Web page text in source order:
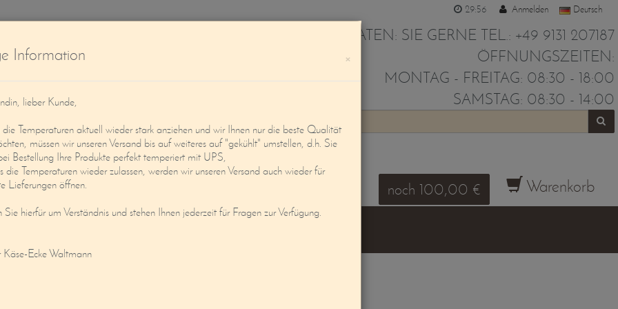
29:55 Anmelden Deutsch
WIR BERATEN: SIE GERNE TEL.: +49 9131 207187
ÖFFNUNGSZEITEN:
MONTAG - FREITAG: 08:30 - 18:00
SAMSTAG: 08:30 - 14:00
Service noch 100,00 € Warenkorb
Information ×
lieber Kunde,
Temperaturen aktuell wieder stark anziehen und wir Ihnen nur die beste Qualität
müssen wir unseren Versand bis auf weiteres auf "gekühlt" umstellen, d.h. Sie
Bestellung Ihre Produkte perfekt temperiert mit UPS,
die Temperaturen wieder zulassen, werden wir unseren Versand auch wieder für
Lieferungen öffnen.
hierfür um Verständnis und stehen Ihnen jederzeit für Fragen zur Verfügung.
Käse-Ecke Waltmann